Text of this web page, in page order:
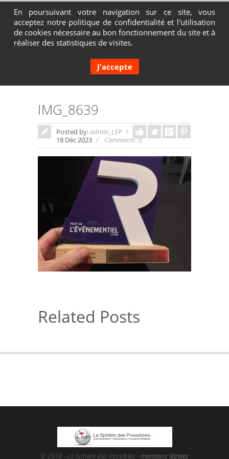
Contactez-nous au 04 72 65 05 80
IMG_8639
Posted by:admin_LSP
In:
18 Déc 2023
Comments: 0
Related Posts
© 2018 - La Sphère des Possibles -mentions légales
En poursuivant votre navigation sur ce site, vous
acceptez notre politique de confidentialité et l'utilisation
de cookies nécessaire au bon fonctionnement du site et à
réaliser des statistiques de visites.
J'accepte